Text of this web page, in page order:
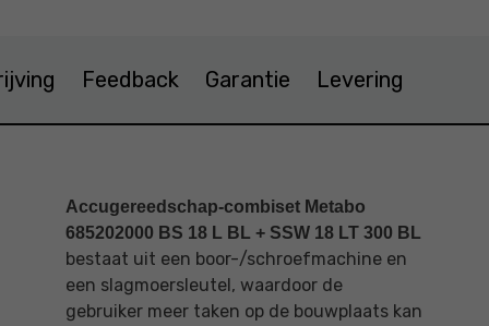
Feedback Garantie Levering
Accugereedschap-combiset Metabo
685202000 BS 18 L BL + SSW 18 LT 300 BL
bestaat uit een boor-/schroefmachine en
een slagmoersleutel, waardoor de
gebruiker meer taken op de bouwplaats kan